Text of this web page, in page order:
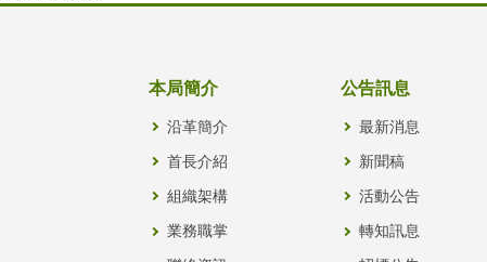
本局簡介
沿革簡介
首長介紹
組織架構
業務職掌
公告訊息
最新消息
新聞稿
活動公告
轉知訊息